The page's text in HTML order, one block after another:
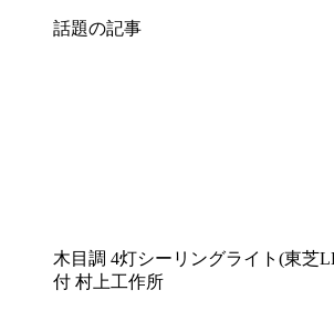
話題の記事
木目調 4灯シーリングライト(東芝
付 村上工作所